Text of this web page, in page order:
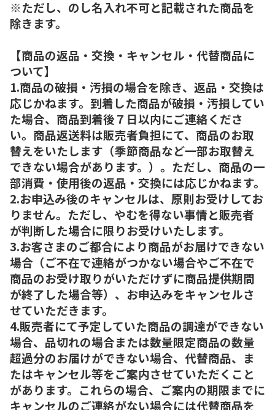
※ただし、のし名入れ不可と記載された商品を
除きます。
【商品の返品・交換・キャンセル・代替商品に
ついて】
1.商品の破損・汚損の場合を除き、返品・交換は
応じかねます。到着した商品が破損・汚損してい
た場合、商品到着後７日以内にご連絡くださ
い。商品返送料は販売者負担にて、商品のお取
替えをいたします（季節商品など一部お取替え
できない場合があります。）。ただし、商品の一
部消費・使用後の返品・交換には応じかねます。
2.お申込み後のキャンセルは、原則お受けしてお
りません。ただし、やむを得ない事情と販売者
が判断した場合に限りお受けいたします。
3.お客さまのご都合により商品がお届けできない
場合（ご不在で連絡がつかない場合やご不在で
商品のお受け取りがいただけずに商品提供期間
が終了した場合等）、お申込みをキャンセルさ
せていただきます。
4.販売者にて予定していた商品の調達ができない
場合、品切れの場合または数量限定商品の数量
超過分のお届けができない場合、代替商品、ま
たはキャンセル等をご案内させていただくこと
があります。これらの場合、ご案内の期限までに
キャンセルのご連絡がない場合には代替商品を